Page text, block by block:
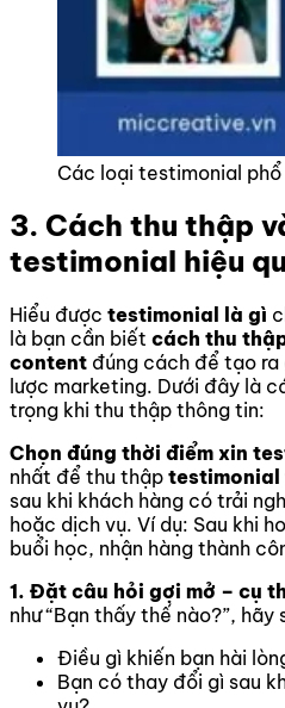
Các loại testimonial phổ
3. Cách thu thập
testimonial hiệu
Hiểu được testimonial là gì
là bạn cần biết cách thu
content đúng cách để tạo
lược marketing. Dưới đây là
trọng khi thu thập thông tin:
Chọn đúng thời điểm xin
nhất để thu thập testimonial
sau khi khách hàng có trải
hoặc dịch vụ. Ví dụ: Sau khi
buổi học, nhận hàng thành
1. Đặt câu hỏi gợi mở – cụ
như “Bạn thấy thế nào?”,
Điều gì khiến bạn hài
Bạn có thay đổi gì sau